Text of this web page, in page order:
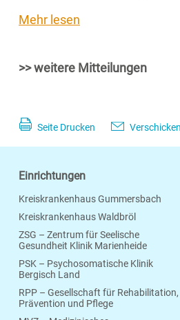
Mehr lesen
>> weitere Mitteilungen
Seite Drucken Verschicken
Einrichtungen
Kreiskrankenhaus Gummersbach
Kreiskrankenhaus Waldbröl
ZSG – Zentrum für Seelische
Gesundheit Klinik Marienheide
PSK – Psychosomatische Klinik
Bergisch Land
RPP – Gesellschaft für Rehabilitation,
Prävention und Pflege